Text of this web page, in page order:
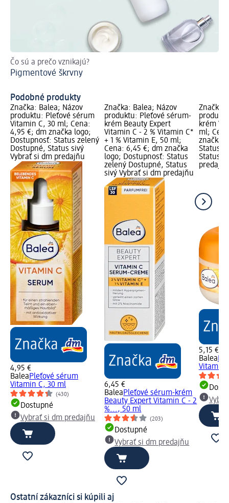
Čo sú a prečo vznikajú?
Pigmentové škrvny
Podobné produkty
Značka: Balea; Názov
produktu: Pleťové sérum
Vitamin C, 30 ml; Cena:
4,95 €; dm značka logo;
Dostupnosť: Status zelený
Dostupné, Status sivý
Vybrať si dm predajňu
4,95 €
BaleaPleťové sérum
Vitamin C, 30 ml
(430)
Dostupné
Vybrať si dm predajňu
Značka: Balea; Názov
produktu: Pleťové sérum-
krém Beauty Expert
Vitamin C - 2 % Vitamin C*
+ 1 % Vitamin E, 50 ml;
Cena: 6,45 €; dm značka
logo; Dostupnosť: Status
zelený Dostupné, Status
sivý Vybrať si dm predajňu
6,45 €
BaleaPleťové sérum-krém
Beauty Expert Vitamin C - 2
%..., 50 ml
(203)
Dostupné
Vybrať si dm predajňu
Značka:
krém
ml;
značka
Status
Status
predajňu
5,15 €
Balea
Vitamin
Ostatní zákazníci si kúpili aj